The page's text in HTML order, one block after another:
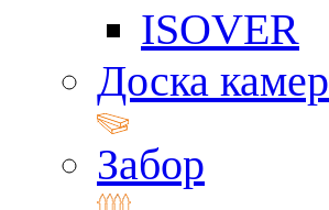
ISOVER
Доска
Забор